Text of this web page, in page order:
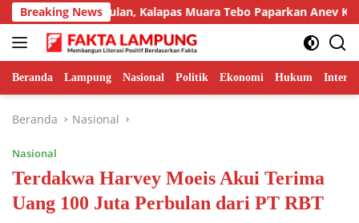
Langsung
ke
konten
Breaking News
Unggulan, Kalapas Muara Tebo Paparkan Anev Kinerja
Beranda Lampung Nasional Politik Ekonomi Hukum
Beranda Nasional
Nasional
Terdakwa Harvey Moeis Akui Terima
Uang 100 Juta Perbulan dari PT RBT